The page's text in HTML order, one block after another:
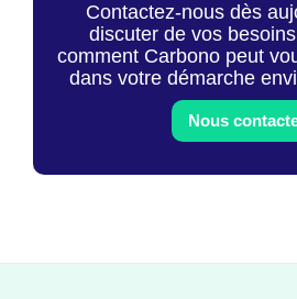
Contactez-nous dès
discuter de vos
comment Carbono peut
dans votre démarche
Nous